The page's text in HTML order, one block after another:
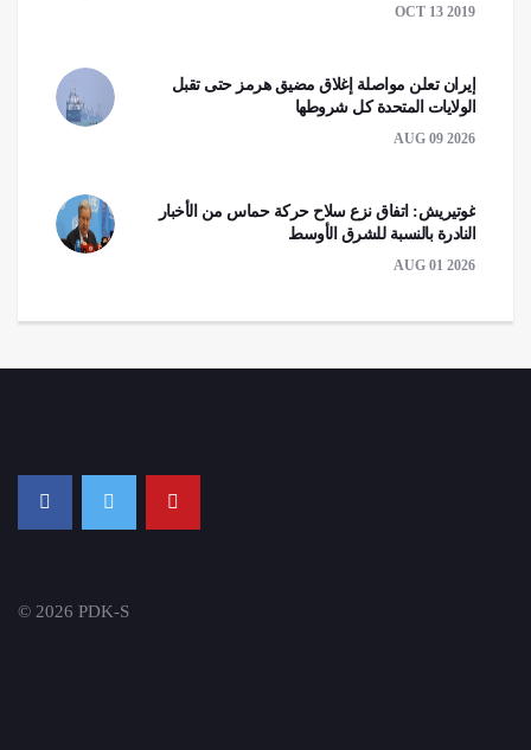
OCT 13 2019
إيران تعلن مواصلة إغلاق مضيق هرمز حتى تقبل
الولايات المتحدة كل شروطها
AUG 09 2026
غوتيريش: اتفاق نزع سلاح حركة حماس من الأخبار
النادرة بالنسبة للشرق الأوسط
AUG 01 2026
© 2026 PDK-S